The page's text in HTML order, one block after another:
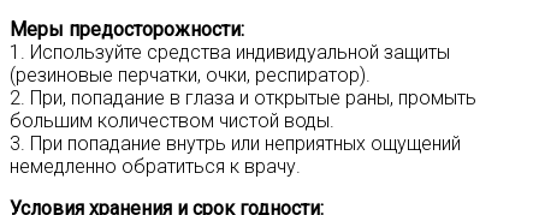
Меры предосторожности:
1. Используйте средства индивидуальной защиты
(резиновые перчатки, очки, респиратор).
2. При, попадание в глаза и открытые раны, промыть
большим количеством чистой воды.
3. При попадание внутрь или неприятных ощущений
немедленно обратиться к врачу.
Условия хранения и срок годности: